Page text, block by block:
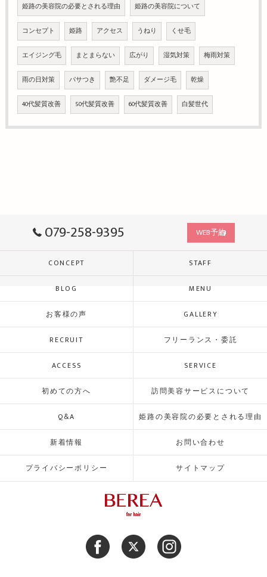
姫路の美容院の必要とされる理由 姫路の美容院について
コンセプト 姫路 アクセス うねり くせ毛
エイジング毛 まとまらない 広がり 湿気対策 梅雨対策
雨の日対策 パサつき 艶不足 ダメージ毛 乾燥
40代髪質改善 50代髪質改善 60代髪質改善 白髪世代
079-258-9395 WEB予約
CONCEPT STAFF
BLOG MENU
お客様の声 GALLERY
RECRUIT フリーランス・委託
ACCESS SERVICE
初めての方へ 訪問美容サービスについて
Q&A 姫路の美容院の必要とされる理由
新着情報 お問い合わせ
プライバシーポリシー サイトマップ